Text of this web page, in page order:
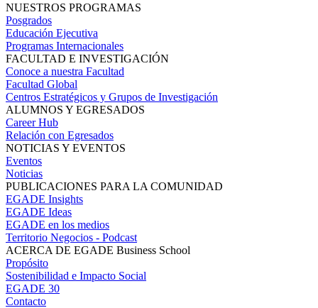
NUESTROS PROGRAMAS
Posgrados
Educación Ejecutiva
Programas Internacionales
FACULTAD E INVESTIGACIÓN
Conoce a nuestra Facultad
Facultad Global
Centros Estratégicos y Grupos de Investigación
ALUMNOS Y EGRESADOS
Career Hub
Relación con Egresados
NOTICIAS Y EVENTOS
Eventos
Noticias
PUBLICACIONES PARA LA COMUNIDAD
EGADE Insights
EGADE Ideas
EGADE en los medios
Territorio Negocios - Podcast
ACERCA DE EGADE Business School
Propósito
Sostenibilidad e Impacto Social
EGADE 30
Contacto